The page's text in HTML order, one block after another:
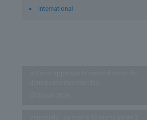
International